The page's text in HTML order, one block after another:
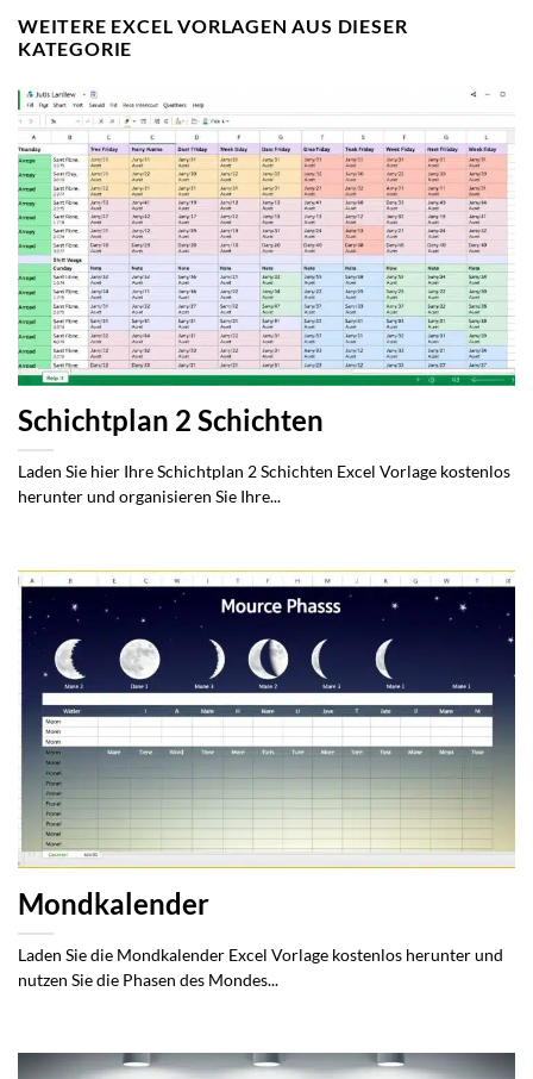
WEITERE EXCEL VORLAGEN AUS DIESER
KATEGORIE
Schichtplan 2 Schichten
Laden Sie hier Ihre Schichtplan 2 Schichten Excel Vorlage kostenlos
herunter und organisieren Sie Ihre...
Mondkalender
Laden Sie die Mondkalender Excel Vorlage kostenlos herunter und
nutzen Sie die Phasen des Mondes...